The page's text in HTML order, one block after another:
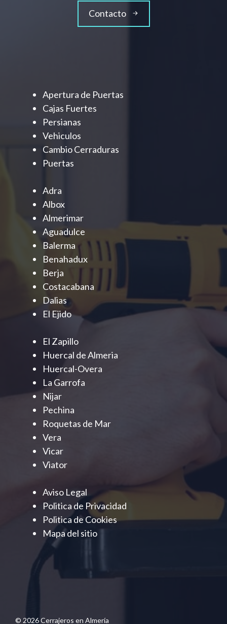
Contacto
Apertura de Puertas
Cajas Fuertes
Persianas
Vehiculos
Cambio Cerraduras
Puertas
Adra
Albox
Almerimar
Aguadulce
Balerma
Benahadux
Berja
Costacabana
Dalias
El Ejido
El Zapillo
Huercal de Almeria
Huercal-Overa
La Garrofa
Nijar
Pechina
Roquetas de Mar
Vera
Vicar
Viator
Aviso Legal
Politica de Privacidad
Politica de Cookies
Mapa del sitio
© 2026 Cerrajeros en Almería